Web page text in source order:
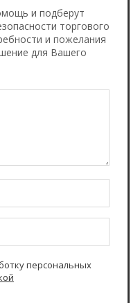
и подберут
торгового
и пожелания
для Вашего
персональных